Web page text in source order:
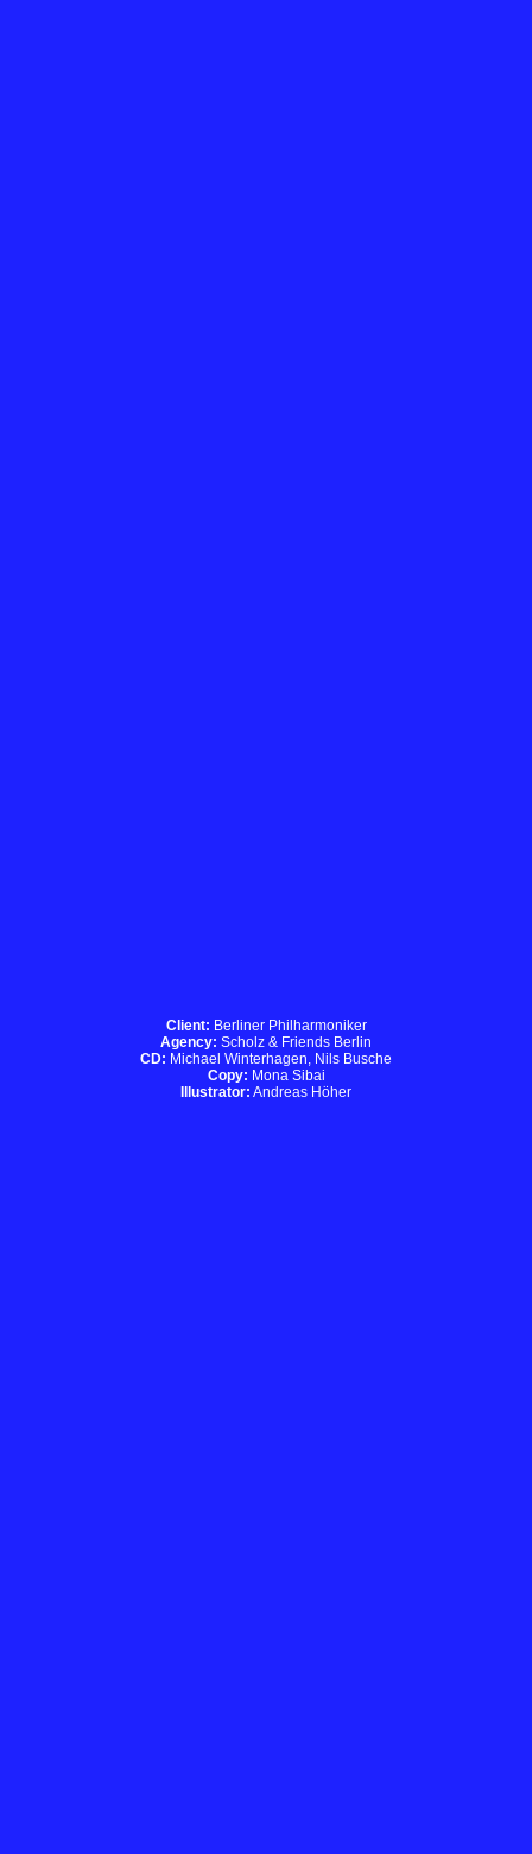
Client: Berliner Philharmoniker
Agency: Scholz & Friends Berlin
CD: Michael Winterhagen, Nils Busche
Copy: Mona Sibai
Illustrator: Andreas Höher